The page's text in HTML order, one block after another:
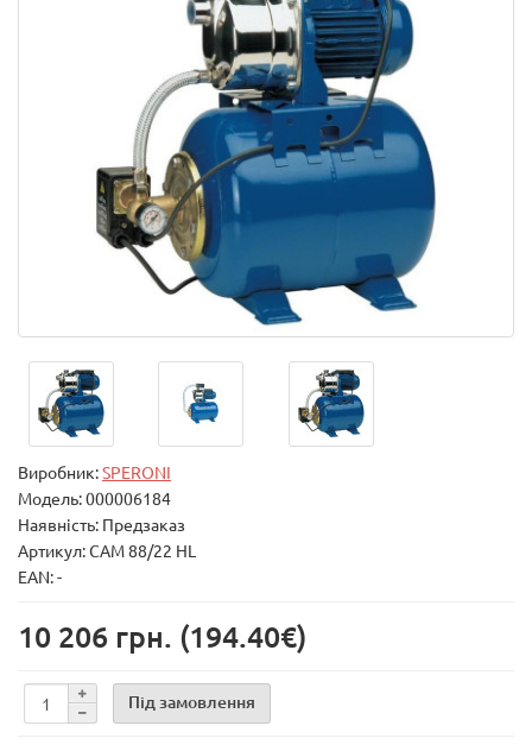
Виробник:SPERONI
Модель:000006184
Наявність: Предзаказ
Артикул: CAM 88/22 HL
EAN: -
10 206 грн. (194.40€)
Під замовлення